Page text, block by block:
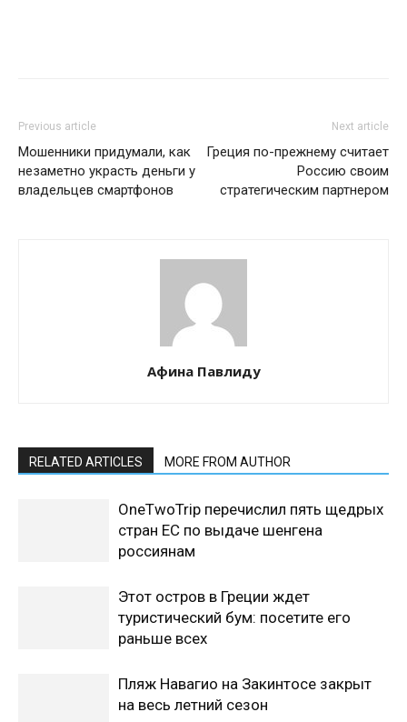
Previous article
Мошенники придумали, как
незаметно украсть деньги у
владельцев смартфонов
Next article
Греция по-прежнему считает
Россию своим
стратегическим партнером
Афина Павлиду
RELATED ARTICLES MORE FROM AUTHOR
OneTwoTrip перечислил пять щедрых
стран ЕС по выдаче шенгена
россиянам
Этот остров в Греции ждет
туристический бум: посетите его
раньше всех
Пляж Навагио на Закинтосе закрыт
на весь летний сезон